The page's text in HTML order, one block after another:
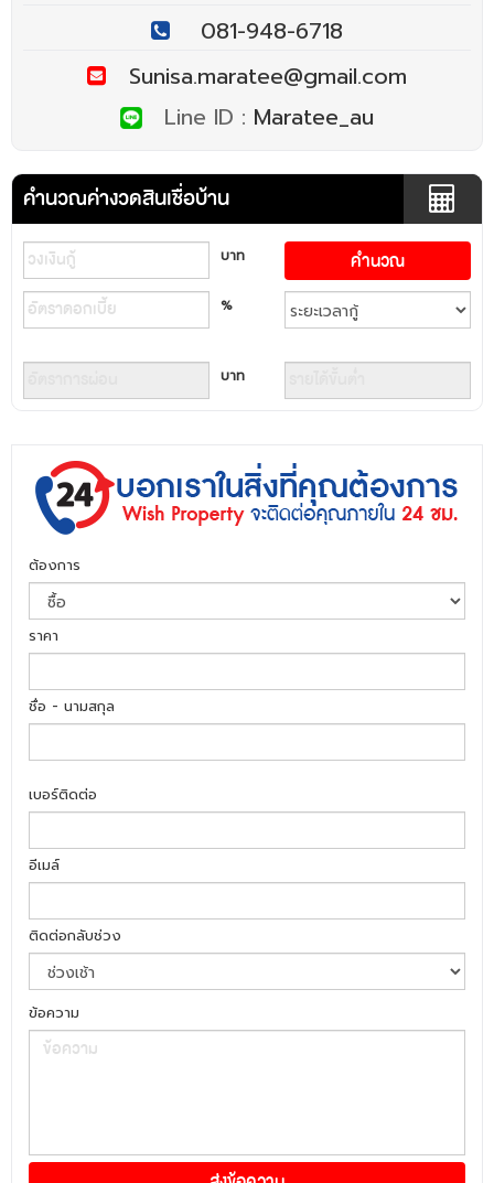
081-948-6718
Sunisa.maratee@gmail.com
Line ID : Maratee_au
คำนวณค่างวดสินเชื่อบ้าน
บาท
%
บาท
ต้องการ
ราคา
ชื่อ - นามสกุล
เบอร์ติดต่อ
อีเมล์
ติดต่อกลับช่วง
ข้อความ